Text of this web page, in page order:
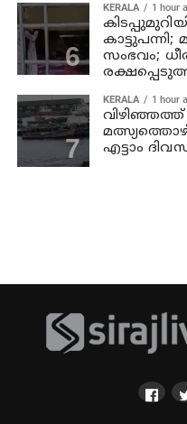
KERALA 1 hour
കാട്ടുപന്നി;
സംഭവം;
KERALA 1 hour
എട്ടാം